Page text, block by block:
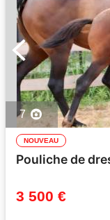
7
NOUVEAU
Pouliche de
3 500 €